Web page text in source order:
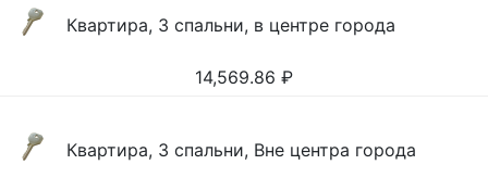
Квартира, 3 спальни, в центре города
14,569.86 ₽
Квартира, 3 спальни, Вне центра города